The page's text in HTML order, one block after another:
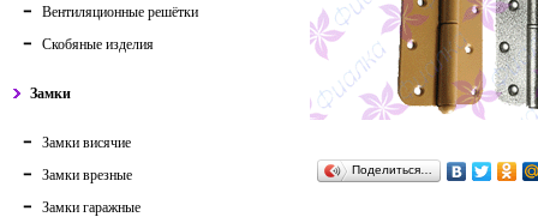
Вентиляционные решётки
Скобяные изделия
Замки
Замки висячие
Замки врезные
Замки гаражные
Поделиться…